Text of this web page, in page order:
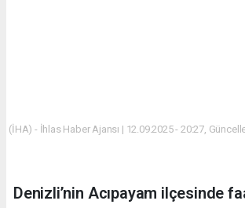
(İHA) - İhlas Haber Ajansı | 12.09.2025 - 20:27,
Denizli’nin Acıpayam ilçesinde